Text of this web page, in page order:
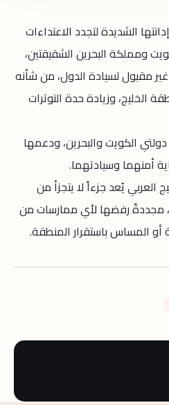
الشديدة لتجدد الاعتداءات
ومملكة البحرين الشقيقتين،
غير مقبول لسيادة الدول، من شأنه
الخليج، وزيادة حدة التوترات
الكويت والبحرين، ودعمها
أمنهما وسيادتهما.
يُعد جزءاً لا يتجزأ من
مجددةً رفضها لأي ممارسات من
المساس باستقرار المنطقة.